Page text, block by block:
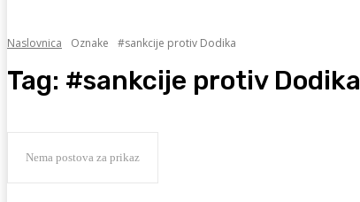
Naslovnica Oznake #sankcije protiv Dodika
Tag: #sankcije protiv Dodika
Nema postova za prikaz